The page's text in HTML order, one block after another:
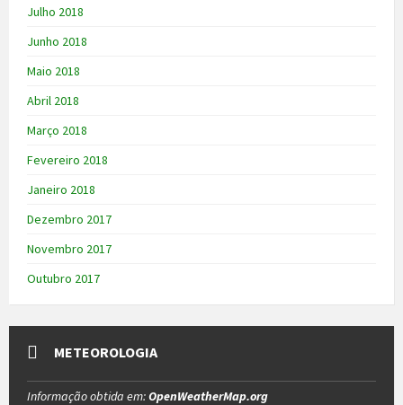
Julho 2018
Junho 2018
Maio 2018
Abril 2018
Março 2018
Fevereiro 2018
Janeiro 2018
Dezembro 2017
Novembro 2017
Outubro 2017
METEOROLOGIA
Informação obtida em:OpenWeatherMap.org